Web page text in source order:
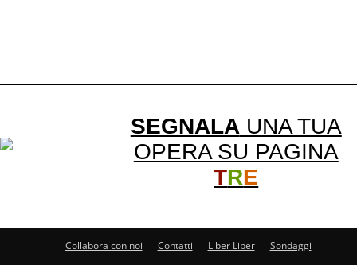
SEGNALA UNA TUA
OPERA SU PAGINA
TRE
Collabora con noi Contatti Liber Liber
Sondaggi